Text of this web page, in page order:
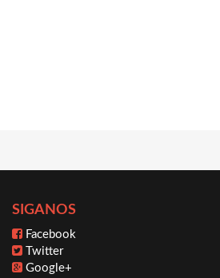
SIGANOS
Facebook
Twitter
Google+